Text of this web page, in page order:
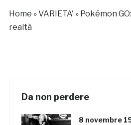
Home »VARIETA' » Pokémon
realtà
Da non perdere
8 novembre